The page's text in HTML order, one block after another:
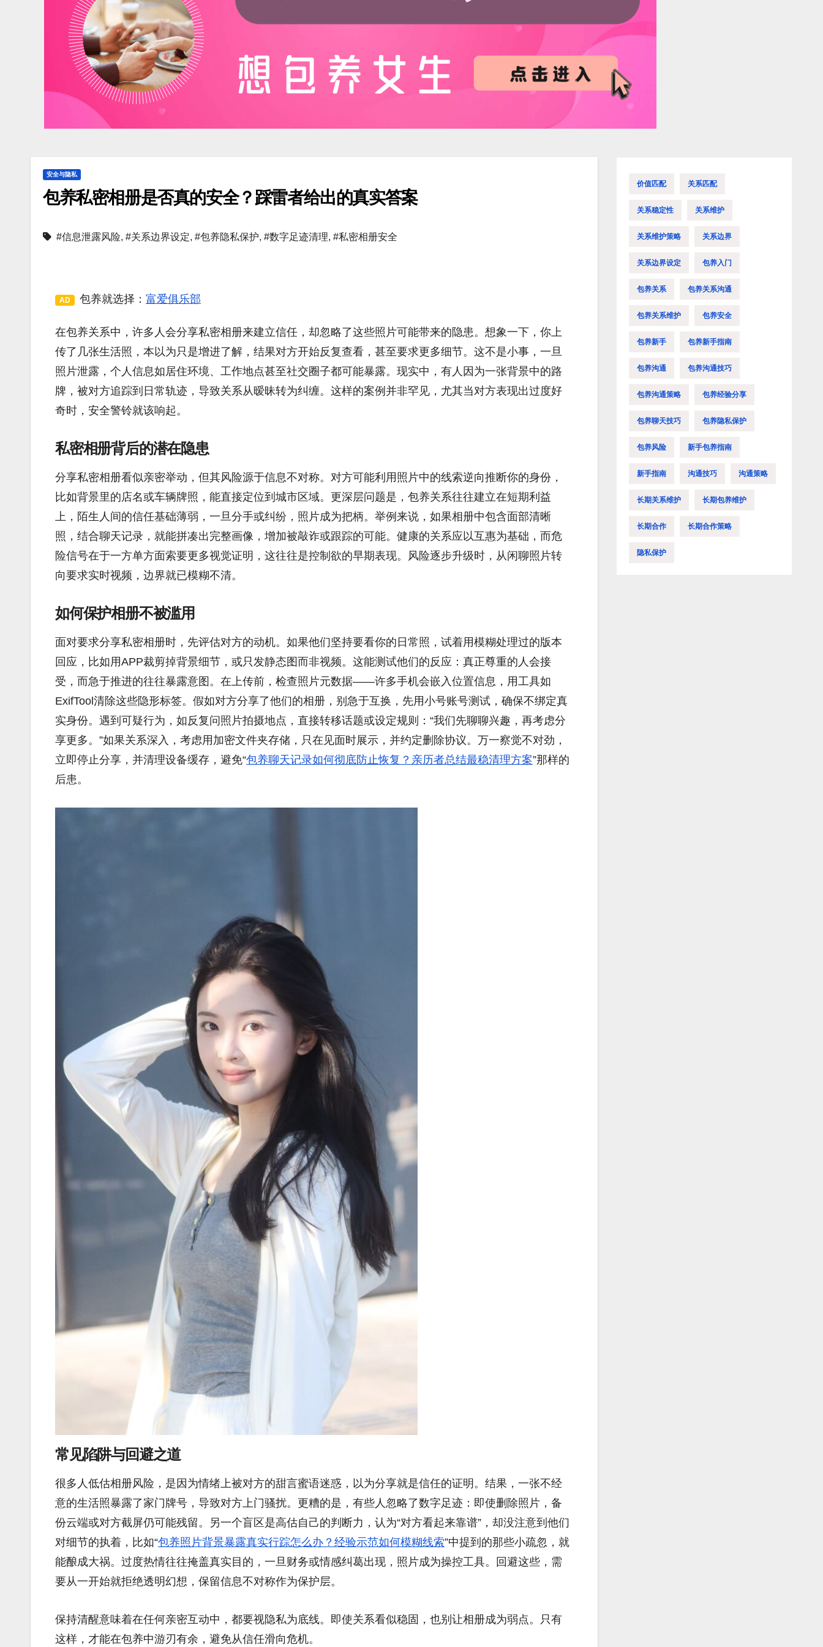
安全与隐私
包养私密相册是否真的安全？踩雷者给出的真实答案
#信息泄露风险, #关系边界设定, #包养隐私保护, #数字足迹清理, #私密相册安全
AD 包养就选择： 富爱俱乐部
在包养关系中，许多人会分享私密相册来建立信任，却忽略了这些照片可能带来的隐患。想象一下，你上
传了几张生活照，本以为只是增进了解，结果对方开始反复查看，甚至要求更多细节。这不是小事，一旦
照片泄露，个人信息如居住环境、工作地点甚至社交圈子都可能暴露。现实中，有人因为一张背景中的路
牌，被对方追踪到日常轨迹，导致关系从暧昧转为纠缠。这样的案例并非罕见，尤其当对方表现出过度好
奇时，安全警铃就该响起。
私密相册背后的潜在隐患
分享私密相册看似亲密举动，但其风险源于信息不对称。对方可能利用照片中的线索逆向推断你的身份，
比如背景里的店名或车辆牌照，能直接定位到城市区域。更深层问题是，包养关系往往建立在短期利益
上，陌生人间的信任基础薄弱，一旦分手或纠纷，照片成为把柄。举例来说，如果相册中包含面部清晰
照，结合聊天记录，就能拼凑出完整画像，增加被敲诈或跟踪的可能。健康的关系应以互惠为基础，而危
险信号在于一方单方面索要更多视觉证明，这往往是控制欲的早期表现。风险逐步升级时，从闲聊照片转
向要求实时视频，边界就已模糊不清。
如何保护相册不被滥用
面对要求分享私密相册时，先评估对方的动机。如果他们坚持要看你的日常照，试着用模糊处理过的版本
回应，比如用APP裁剪掉背景细节，或只发静态图而非视频。这能测试他们的反应：真正尊重的人会接
受，而急于推进的往往暴露意图。在上传前，检查照片元数据——许多手机会嵌入位置信息，用工具如
ExifTool清除这些隐形标签。假如对方分享了他们的相册，别急于互换，先用小号账号测试，确保不绑定真
实身份。遇到可疑行为，如反复问照片拍摄地点，直接转移话题或设定规则：“我们先聊聊兴趣，再考虑分
享更多。”如果关系深入，考虑用加密文件夹存储，只在见面时展示，并约定删除协议。万一察觉不对劲，
立即停止分享，并清理设备缓存，避免“包养聊天记录如何彻底防止恢复？亲历者总结最稳清理方案”那样的
后患。
常见陷阱与回避之道
很多人低估相册风险，是因为情绪上被对方的甜言蜜语迷惑，以为分享就是信任的证明。结果，一张不经
意的生活照暴露了家门牌号，导致对方上门骚扰。更糟的是，有些人忽略了数字足迹：即使删除照片，备
份云端或对方截屏仍可能残留。另一个盲区是高估自己的判断力，认为“对方看起来靠谱”，却没注意到他们
对细节的执着，比如“包养照片背景暴露真实行踪怎么办？经验示范如何模糊线索”中提到的那些小疏忽，就
能酿成大祸。过度热情往往掩盖真实目的，一旦财务或情感纠葛出现，照片成为操控工具。回避这些，需
要从一开始就拒绝透明幻想，保留信息不对称作为保护层。
保持清醒意味着在任何亲密互动中，都要视隐私为底线。即使关系看似稳固，也别让相册成为弱点。只有
这样，才能在包养中游刃有余，避免从信任滑向危机。
价值匹配 关系匹配
关系稳定性 关系维护
关系维护策略 关系边界
关系边界设定 包养入门
包养关系 包养关系沟通
包养关系维护 包养安全
包养新手 包养新手指南
包养沟通 包养沟通技巧
包养沟通策略 包养经验分享
包养聊天技巧 包养隐私保护
包养风险 新手包养指南
新手指南 沟通技巧 沟通策略
长期关系维护 长期包养维护
长期合作 长期合作策略
隐私保护